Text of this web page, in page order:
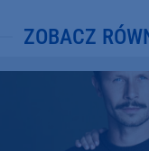
ZOBACZ